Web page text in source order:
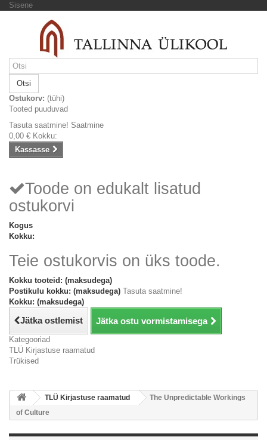
Sisene
Otsi
Ostukorv: (tühi)
Tooted puuduvad
Tasuta saatmine! Saatmine
0,00 € Kokku:
Kassasse
Toode on edukalt lisatud
ostukorvi
Kogus
Kokku:
Teie ostukorvis on üks toode.
Kokku tooteid: (maksudega)
Postikulu kokku: (maksudega) Tasuta saatmine!
Kokku: (maksudega)
Jätka ostlemist Jätka ostu vormistamisega
Kategooriad
TLÜ Kirjastuse raamatud
Trükised
TLÜ Kirjastuse raamatud
The Unpredictable Workings
of Culture